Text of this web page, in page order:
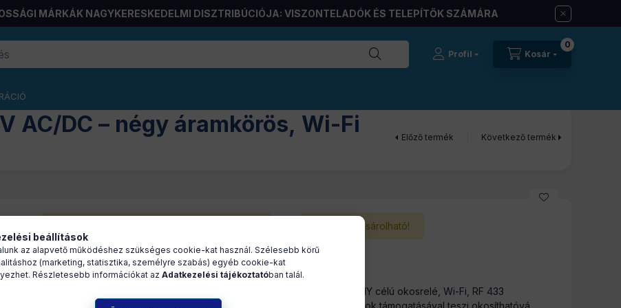
MÁRKÁK NAGYKERESKEDELMI DISZTRIBÚCIÓJA: VISZONTELADÓK ÉS TELEPÍTŐK SZÁMÁRA
Profil Kosár
0
Előző termék Következő termék
AC/DC – négy áramkörös, Wi-Fi
jelentkezzen be!
Nem vásárolható!
A TuyaSmart 4CH 7V-32V RF Tuya okos Wi-Fi relémodul, univerzális, DIY célú okosrelé, Wi-Fi, RF 433
MHz-es kommunikációval és időzítés, inching és self-locking üzemmódok támogatásával teszi okosíthatóvá
beállítások
az alapvető működéshez szükséges cookie-kat használ. Szélesebb körű
(marketing, statisztika, személyre szabás) egyéb cookie-kat
Részletesebb információkat az Adatkezelési tájékoztatóban talál.